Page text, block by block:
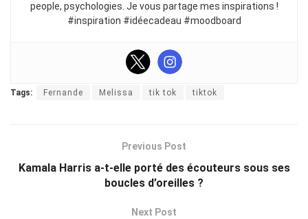
people, psychologies. Je vous partage mes inspirations !
#inspiration #idéecadeau #moodboard
Tags: Fernande Melissa tik tok tiktok
Previous Post
Kamala Harris a-t-elle porté des écouteurs sous ses
boucles d’oreilles ?
Next Post